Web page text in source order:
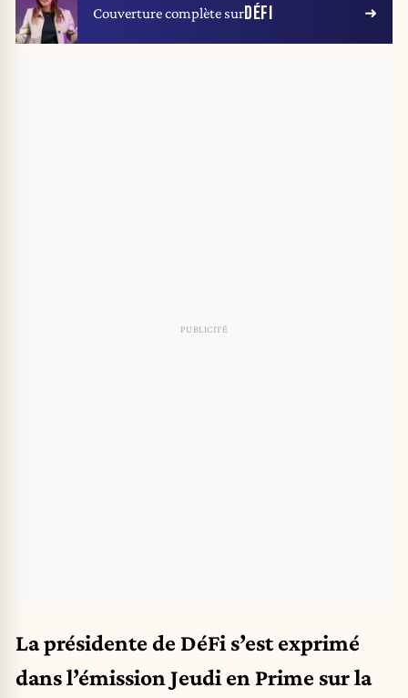
Couverture complète surDÉFI
La présidente de DéFi s’est exprimé
dans l’émission Jeudi en Prime sur la